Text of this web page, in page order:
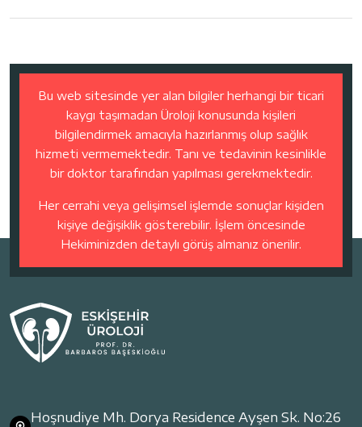
Bu web sitesinde yer alan bilgiler herhangi bir ticari
kaygı taşımadan Üroloji konusunda kişileri
bilgilendirmek amacıyla hazırlanmış olup sağlık
hizmeti vermemektedir. Tanı ve tedavinin kesinlikle
bir doktor tarafından yapılması gerekmektedir.
Her cerrahi veya gelişimsel işlemde sonuçlar kişiden
kişiye değişiklik gösterebilir. İşlem öncesinde
Hekiminizden detaylı görüş almanız önerilir.
Hoşnudiye Mh. Dorya Residence Ayşen Sk. No:26